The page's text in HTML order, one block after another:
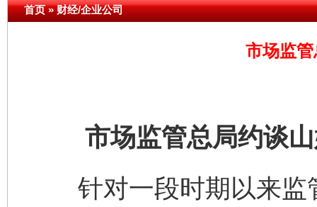
首页»财经/企业公司
市场监
市场监管总局约谈山
针对一段时期以来监